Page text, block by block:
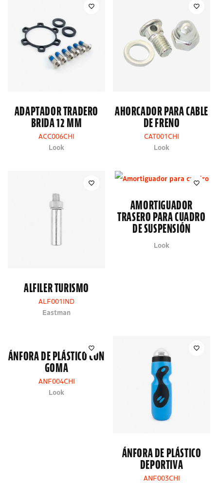
ADAPTADOR TRADERO
BRIDA 12 MM
ACC006CHI
Look
AHORCADOR PARA CABLE
DE FRENO
CAT001CHI
Look
ALFILER TURISMO
ALF001IND
Eastman
AMORTIGUADOR
TRASERO PARA CUADRO
DE SUSPENSIÓN
Look
ÁNFORA DE PLÁSTICO CON
GOMA
ANF004CHI
Look
ÁNFORA DE PLÁSTICO
DEPORTIVA
ANF003CHI